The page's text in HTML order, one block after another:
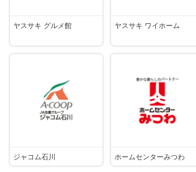
ヤスサキ グルメ館 ヤスサキ ワイホーム
ジャコム石川 ホームセンターみつわ